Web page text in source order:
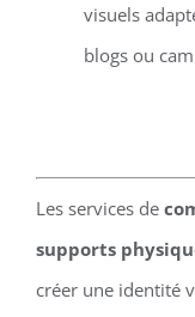
visuels
blogs ou
Les services de
supports
créer une identité